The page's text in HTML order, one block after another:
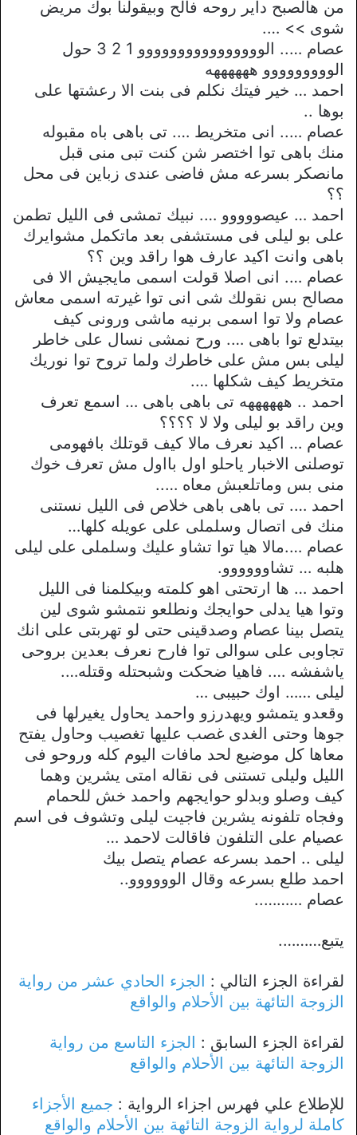
من هالصبح داير روحه فالح وبيقولنا بوك مريض
شوى >> ….
عصام ….. الوووووووووووووووو 1 2 3 حول
الووووووووو ههههههه
احمد … خير فيتك نكلم فى بنت الا رعشتها على
بوها ..
عصام ….. انى متخريط …. تى باهى باه مقبوله
منك باهى توا اختصر شن كنت تبى منى قبل
مانصكر بسرعه مش فاضى عندى زباين فى محل
؟؟
احمد … عيصووووو …. نبيك تمشى فى الليل تطمن
على بو ليلى فى مستشفى بعد ماتكمل مشوايرك
باهى وانت اكيد عارف هوا راقد وين ؟؟
عصام …. انى اصلا قولت اسمى مايجيش الا فى
مصالح بس نقولك شى انى توا غيرته اسمى معاش
عصام ولا توا اسمى برنيه ماشى ورونى كيف
بيتدلع توا باهى …. ورح نمشى نسال على خاطر
ليلى بس مش على خاطرك ولما تروح توا نوريك
متخريط كيف شكلها ….
احمد .. ههههههه تى باهى باهى … اسمع تعرف
وين راقد بو ليلى ولا لا ؟؟؟؟
عصام … اكيد نعرف مالا كيف قوتلك بافهومى
توصلنى الاخبار ياحلو اول بااول مش تعرف خوك
منى بس وماتلعبش معاه …..
احمد …. تى باهى باهى خلاص فى الليل نستنى
منك فى اتصال وسلملى على عويله كلها…
عصام ….مالا هيا توا تشاو عليك وسلملى على ليلى
هلبه … تشاوووووو.
احمد … ها ارتحتى اهو كلمته وبيكلمنا فى الليل
وتوا هيا يدلى حوايجك ونطلعو نتمشو شوى لين
يتصل بينا عصام وصدقينى حتى لو تهربتى على انك
تجاوبى على سوالى توا فارح نعرف بعدين بروحى
ياشفشه …. فاهيا ضحكت وشبحتله وقتله….
ليلى …… اوك حبيبى …
وقعدو يتمشو ويهدرزو واحمد يحاول يغيرلها فى
جوها وحتى الغدى غصب عليها تغصيب وحاول يفتح
معاها كل موضيع لحد مافات اليوم كله وروحو فى
الليل وليلى تستنى فى نقاله امتى يشرين وهما
كيف وصلو وبدلو حوايجهم واحمد خش للحمام
وفجاه تلفونه يشرين فاجيت ليلى وتشوف فى اسم
عصيام على التلفون فاقالت لاحمد …
ليلى .. احمد بسرعه عصام يتصل بيك
احمد طلع بسرعه وقال الوووووو..
عصام ………..
يتبع……….
لقراءة الجزء التالي : الجزء الحادي عشر من رواية
الزوجة التائهة بين الأحلام والواقع
لقراءة الجزء السابق : الجزء التاسع من رواية
الزوجة التائهة بين الأحلام والواقع
للإطلاع علي فهرس اجزاء الرواية : جميع الأجزاء
كاملة لرواية الزوجة التائهة بين الأحلام والواقع